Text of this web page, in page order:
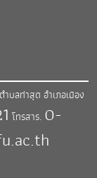
ำบลท่าสุด อำเภอเมือง
โทรสาร. 0-